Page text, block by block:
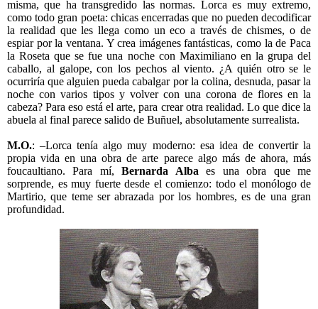
misma, que ha transgredido las normas. Lorca es muy extremo,
como todo gran poeta: chicas encerradas que no pueden decodificar
la realidad que les llega como un eco a través de chismes, o de
espiar por la ventana. Y crea imágenes fantásticas, como la de Paca
la Roseta que se fue una noche con Maximiliano en la grupa del
caballo, al galope, con los pechos al viento. ¿A quién otro se le
ocurriría que alguien pueda cabalgar por la colina, desnuda, pasar la
noche con varios tipos y volver con una corona de flores en la
cabeza? Para eso está el arte, para crear otra realidad. Lo que dice la
abuela al final parece salido de Buñuel, absolutamente surrealista.
M.O.: –Lorca tenía algo muy moderno: esa idea de convertir la
propia vida en una obra de arte parece algo más de ahora, más
foucaultiano. Para mí,Bernarda Albaes una obra que me
sorprende, es muy fuerte desde el comienzo: todo el monólogo de
Martirio, que teme ser abrazada por los hombres, es de una gran
profundidad.